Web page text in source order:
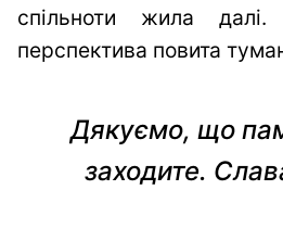
спільноти жила
перспектива повита
Дякуємо, що
заходите.